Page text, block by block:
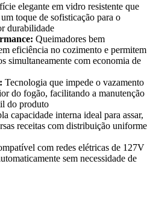
elegante em vidro resistente que
toque de sofisticação para o
durabilidade
Queimadores bem
eficiência no cozimento e permitem
simultaneamente com economia de
Tecnologia que impede o vazamento
do fogão, facilitando a manutenção
do produto
capacidade interna ideal para assar,
receitas com distribuição uniforme
com redes elétricas de 127V
sem necessidade de